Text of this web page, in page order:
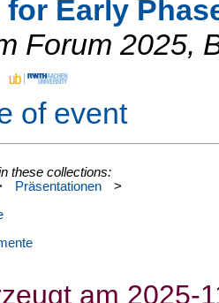
for Early
Forum 2025,
of event
these collections:
Präsentationen
>
am 2025-